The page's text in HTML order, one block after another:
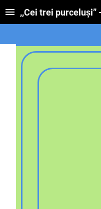
,,Cei trei purceluși”